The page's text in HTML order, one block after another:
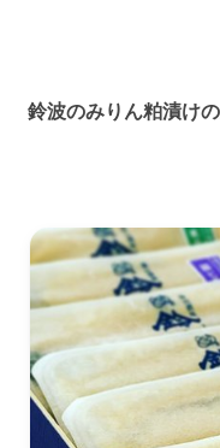
鈴波のみりん粕漬け